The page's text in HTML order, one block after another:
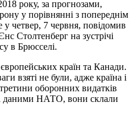
року, за прогнозами,
у порівнянні з попереднім
четвер, 7 червня, повідомив
Столтенберг на зустрічі
в Брюсселі.
країн та Канади.
взяті не були, адже країна і
оборонних видатків
даними НАТО, вони склали